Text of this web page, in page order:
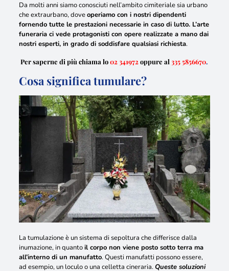
Da molti anni siamo conosciuti nell’ambito cimiteriale sia urbano
che extraurbano, doveoperiamo con i nostri dipendenti
fornendo tutte le prestazioni necessarie in caso di lutto. L’arte
funeraria ci vede protagonisti con opere realizzate a mano dai
nostri esperti, in grado di soddisfare qualsiasi richiesta.
Per saperne di più chiama lo 02 341972oppure al 335 5856670.
Cosa significa tumulare?
La tumulazione è un sistema di sepoltura che differisce dalla
inumazione, in quantoil corpo non viene posto sotto terra ma
all’interno di un manufatto. Questi manufatti possono essere,
ad esempio, un loculo o una celletta cineraria. Queste soluzioni